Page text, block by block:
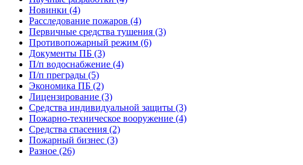
Новинки (4)
Расследование пожаров (4)
Первичные средства тушения (3)
Противопожарный режим (6)
Документы ПБ (3)
П/п водоснабжение (4)
П/п преграды (5)
Экономика ПБ (2)
Лицензирование (3)
Средства индивидуальной защиты (3)
Пожарно-техническое вооружение (4)
Средства спасения (2)
Пожарный бизнес (3)
Разное (26)